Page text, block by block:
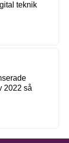
teknik
2022 så